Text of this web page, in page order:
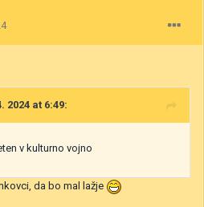
2024 at 6:49:
v kulturno vojno
da bo mal lažje